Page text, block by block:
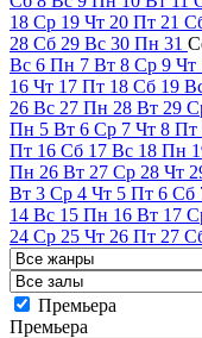
18 Ср 19 Чт 20 Пт 21
28 Сб 29 Вс 30 Пн 31
Вс 6 Пн 7 Вт 8 Ср 9 Чт
16 Чт 17 Пт 18 Сб 19
26 Вс 27 Пн 28 Вт 29
Пн 5 Вт 6 Ср 7 Чт 8 Пт
Пт 16 Сб 17 Вс 18 Пн
Пн 26 Вт 27 Ср 28 Чт
Вт 3 Ср 4 Чт 5 Пт 6 Сб
14 Вс 15 Пн 16 Вт 17
24 Ср 25 Чт 26 Пт 27
Премьера
Премьера